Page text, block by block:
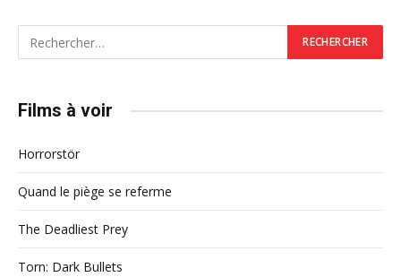
Films à voir
Horrorstör
Quand le piège se referme
The Deadliest Prey
Torn: Dark Bullets